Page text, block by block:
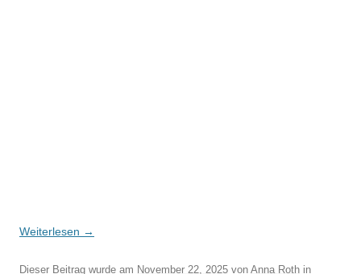
Weiterlesen →
Dieser Beitrag wurde am November 22, 2025 von Anna Roth in